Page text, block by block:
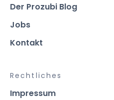
Der Prozubi Blog
Jobs
Kontakt
Rechtliches
Impressum